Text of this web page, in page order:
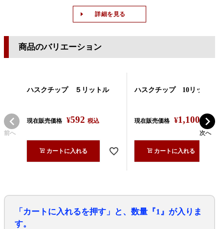
詳細を見る
商品のバリエーション
前へ
ハスクチップ ５リットル
現在販売価格 ¥592 税込
カートに入れる
ハスクチップ 10リットル
現在販売価格 ¥1,100 税込
カートに入れる
次へ
「カートに入れるを押す」と、数量『1』が入りま
す。